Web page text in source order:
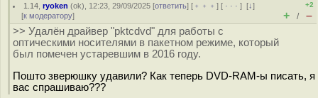
1.14 ,ryoken (ok), 12:23, 29/09/2025 [ответить] [ ﹢﹢﹢] [ · · ·][↓]
[к модератору]
+2
+ / –
>> Удалён драйвер "pktcdvd" для работы с
оптическими носителями в пакетном режиме, который
был помечен устаревшим в 2016 году.
Пошто зверюшку удавили? Как теперь DVD-RAM-ы писать, я
вас спрашиваю???